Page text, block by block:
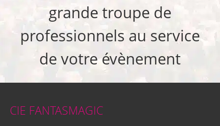
grande troupe de
professionnels au service
de votre évènement
CIE FANTASMAGIC